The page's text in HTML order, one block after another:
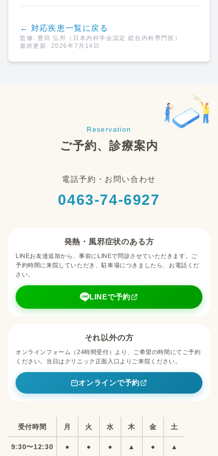
← 対応疾患一覧に戻る
監修: 豊田 弘邦
（日本内科学会認定 総合内科専門医）
最終更新: 2026年7月14日
Reservation
ご予約、診療案内
電話予約・お問い合わせ
0463-74-6927
発熱・風邪症状のある方
LINEお友達追加から、事前にLINEで問診させていただきます。ご
予約時間に来院していただき、駐車場につきましたら、お電話くだ
さい。
LINEで予約
それ以外の方
オンラインフォーム（24時間受付）より、ご希望の時間にてご予約
ください。当日はクリニック正面入口よりご来院ください。
オンラインで予約
受付時間 月 火 水 木 金 土
9:30〜12:30 ● ● ● ▲ ● ▲